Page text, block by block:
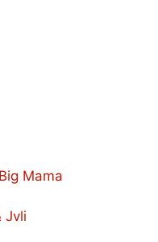
Mama
Jvli